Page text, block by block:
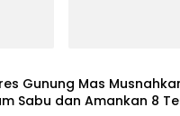
Gunung Mas
Sabu dan Amankan 8